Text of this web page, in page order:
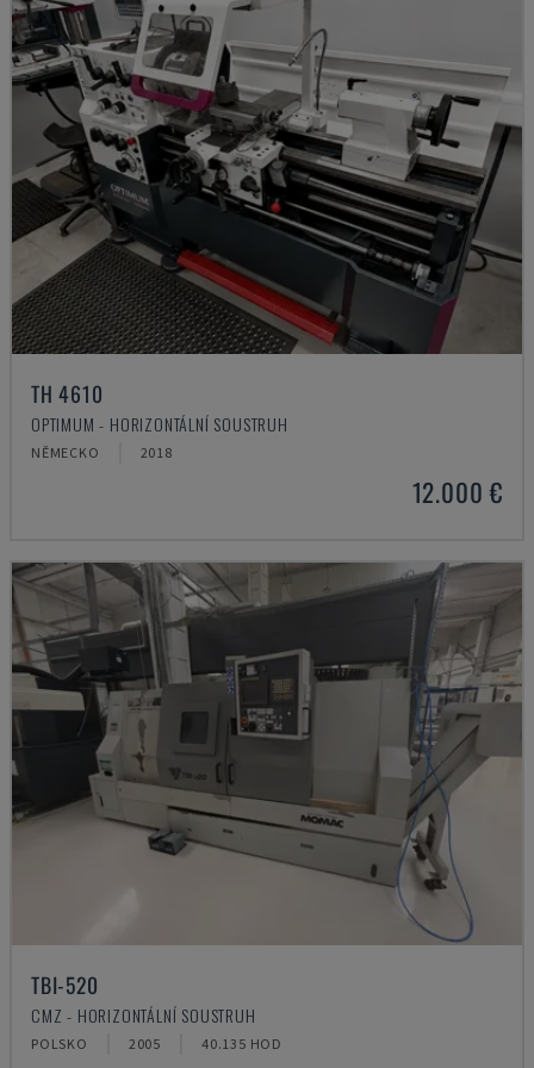
TH 4610
OPTIMUM - HORIZONTÁLNÍ SOUSTRUH
NĚMECKO 2018
12.000 €
TBI-520
CMZ - HORIZONTÁLNÍ SOUSTRUH
POLSKO 2005 40.135 HOD